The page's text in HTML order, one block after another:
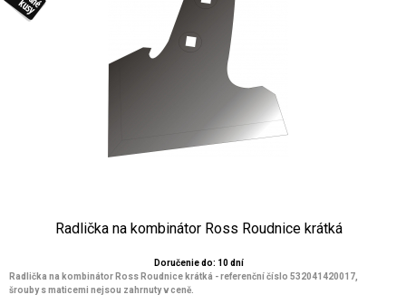
Radlička na kombinátor Ross Roudnice krátká
Doručenie do: 10 dní
Radlička na kombinátor Ross Roudnice krátká - referenční číslo 532041420017,
šrouby s maticemi nejsou zahrnuty v ceně.